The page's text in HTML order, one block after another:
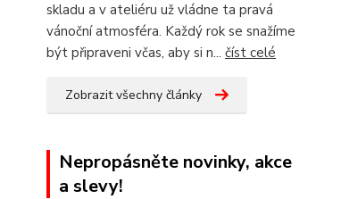
skladu a v ateliéru už vládne ta pravá
vánoční atmosféra. Každý rok se snažíme
být připraveni včas, aby si n... číst celé
Zobrazit všechny články
Nepropásněte novinky, akce
a slevy!